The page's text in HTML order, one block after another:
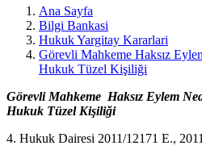
Ana Sayfa
Bilgi Bankasi
Hukuk Yargitay Kararlari
Görevli Mahkeme Haksız
Hukuk Tüzel Kişiliği
Görevli Mahkeme Haksız Eylem
Hukuk Tüzel Kişiliği
4. Hukuk Dairesi 2011/12171 E.,